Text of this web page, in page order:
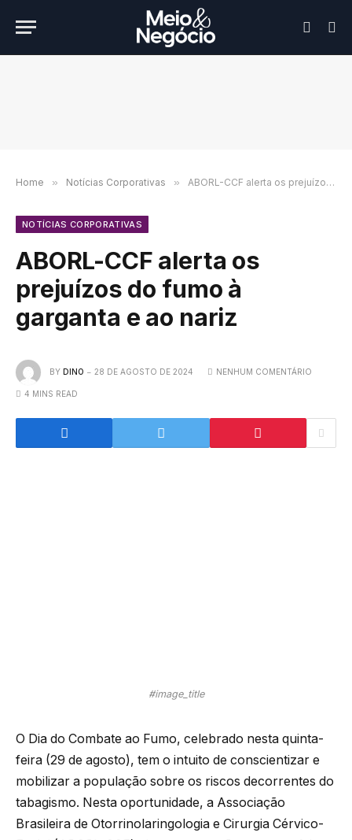
Home » Notícias Corporativas » ABORL-CCF alerta os prejuízos do fumo à garganta e ao nariz
NOTÍCIAS CORPORATIVAS
ABORL-CCF alerta os
prejuízos do fumo à
garganta e ao nariz
BY DINO 28 DE AGOSTO DE 2024 NENHUM COMENTÁRIO
4 MINS READ
#image_title
O Dia do Combate ao Fumo, celebrado nesta quinta-
feira (29 de agosto), tem o intuito de conscientizar e
mobilizar a população sobre os riscos decorrentes do
tabagismo. Nesta oportunidade, a Associação
Brasileira de Otorrinolaringologia e Cirurgia Cérvico-